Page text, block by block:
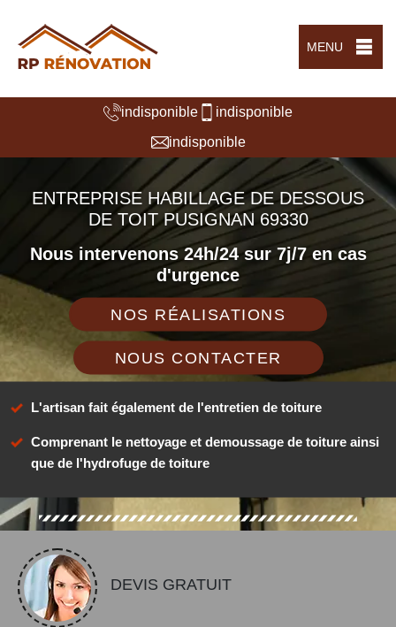
MENU
indisponible
indisponible
indisponible
ENTREPRISE HABILLAGE DE DESSOUS
DE TOIT PUSIGNAN 69330
Nous intervenons 24h/24 sur 7j/7 en cas
d'urgence
NOS RÉALISATIONS
NOUS CONTACTER
L'artisan fait également de l'entretien de toiture
Comprenant le nettoyage et demoussage de toiture ainsi
que de l'hydrofuge de toiture
DEVIS GRATUIT